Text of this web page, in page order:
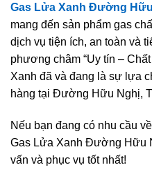
Gas Lửa Xanh Đường
mang đến sản phẩm gas
dịch vụ tiện ích, an toàn và
phương châm “Uy tín –
Xanh đã và đang là sự lựa
hàng tại Đường Hữu Nghị,
Nếu bạn đang có nhu cầu
Gas Lửa Xanh Đường Hữu
vấn và phục vụ tốt nhất!